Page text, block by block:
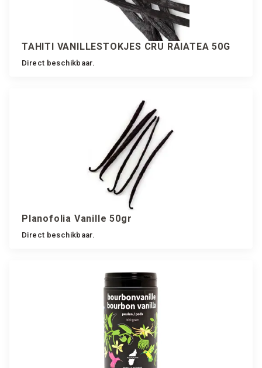
TAHITI VANILLESTOKJES CRU RAIATEA 50G
Direct beschikbaar.
Planofolia Vanille 50gr
Direct beschikbaar.